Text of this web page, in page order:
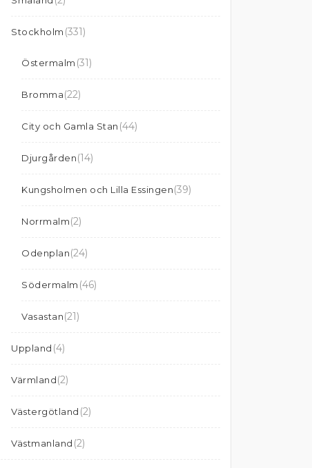
Stockholm (331)
Östermalm (31)
Bromma(22)
City och Gamla Stan (44)
Djurgården(14)
Kungsholmen och Lilla Essingen(39)
Norrmalm(2)
Odenplan(24)
Södermalm (46)
Vasastan(21)
Uppland (4)
Värmland(2)
Västergötland (2)
Västmanland (2)